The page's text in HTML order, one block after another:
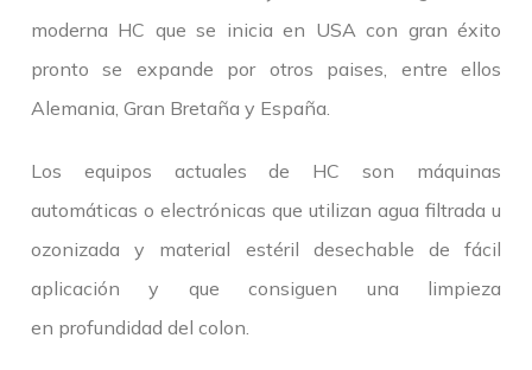
moderna HC que se inicia en USA con gran éxito
pronto se expande por otros paises, entre ellos
Alemania, Gran Bretaña y España.
Los equipos actuales de HC son máquinas
automáticas o electrónicas que utilizan agua filtrada u
ozonizada y material estéril desechable de fácil
aplicación y que consiguen una limpieza
en profundidad del colon.